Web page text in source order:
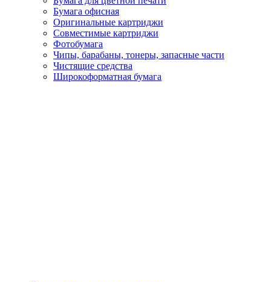
Бумага офисная
Оригинальные картриджи
Совместимые картриджи
Фотобумага
Чипы, барабаны, тонеры, запасные части
Чистящие средства
Широкоформатная бумага